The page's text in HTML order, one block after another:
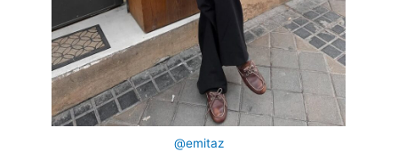
@emitaz